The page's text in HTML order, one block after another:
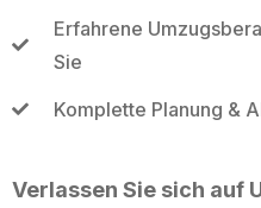
Erfahrene
Sie
Komplette Planung &
Verlassen Sie sich auf